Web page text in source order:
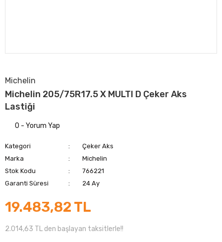
Michelin
Michelin 205/75R17.5 X MULTI D Çeker Aks
Lastiği
0 - Yorum Yap
Kategori
Çeker Aks
Marka
Michelin
Stok Kodu
766221
Garanti Süresi
24 Ay
19.483,82 TL
2.014,63 TL den başlayan taksitlerle!!